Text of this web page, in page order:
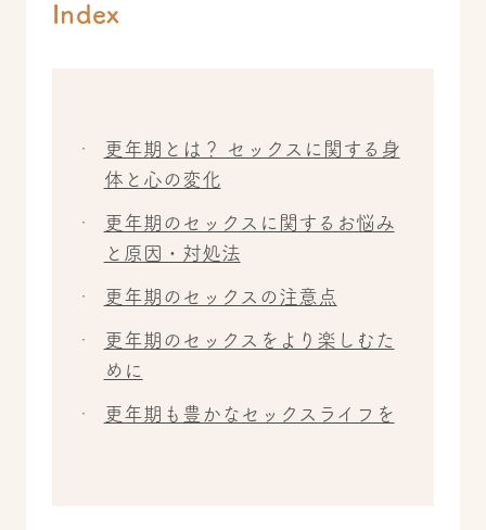
Index
更年期とは？ セックスに関する身
体と心の変化
更年期のセックスに関するお悩み
と原因・対処法
更年期のセックスの注意点
更年期のセックスをより楽しむた
めに
更年期も豊かなセックスライフを